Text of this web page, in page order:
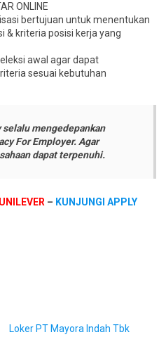
ONLINE
bertujuan untuk menentukan
& kriteria posisi kerja yang
awal agar dapat
sesuai kebutuhan
selalu mengedepankan
For Employer. Agar
dapat terpenuhi.
– KUNJUNGI APPLY
Loker PT Mayora Indah Tbk